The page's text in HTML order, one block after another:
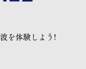
を体験しよう!